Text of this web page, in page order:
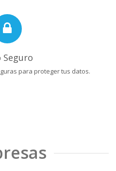
Seguro
para proteger tus datos.